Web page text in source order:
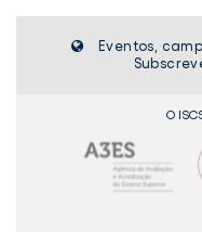
Eventos,
O